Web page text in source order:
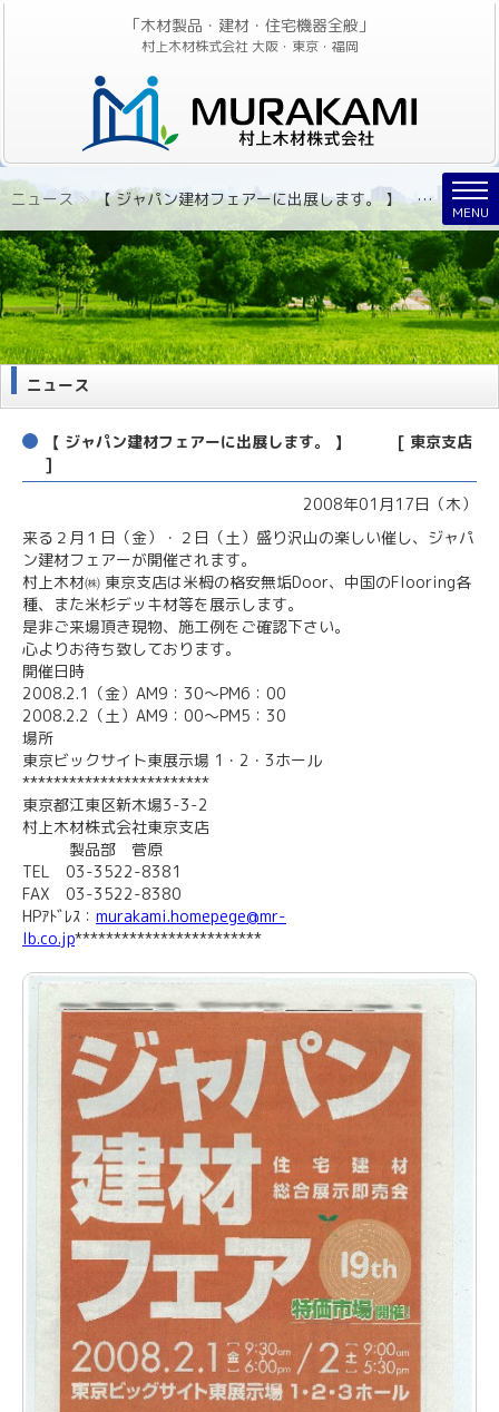
「木材製品・建材・住宅機器全般」
村上木材株式会社 大阪・東京・福岡
MENU
ニュース » 【 ジャパン建材フェアーに出展します。 】 [ 東京支店 ]
ニュース
【 ジャパン建材フェアーに出展します。 】 [ 東京支店
]
2008年01月17日（木）
来る２月１日（金）・２日（土）盛り沢山の楽しい催し、ジャパ
ン建材フェアーが開催されます。
村上木材㈱ 東京支店は米栂の格安無垢Door、中国のFlooring各
種、また米杉デッキ材等を展示します。
是非ご来場頂き現物、施工例をご確認下さい。
心よりお待ち致しております。
開催日時
2008.2.1（金）AM9：30～PM6：00
2008.2.2（土）AM9：00～PM5：30
場所
東京ビックサイト東展示場 1・2・3ホール
************************
東京都江東区新木場3-3-2
村上木材株式会社東京支店
製品部 菅原
TEL 03-3522-8381
FAX 03-3522-8380
HPｱﾄﾞﾚｽ： murakami.homepege@mr-
lb.co.jp************************